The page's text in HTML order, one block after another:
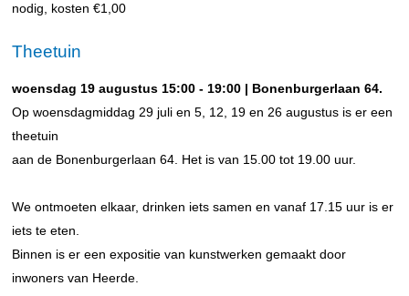
nodig, kosten €1,00
Theetuin
woensdag 19 augustus 15:00 - 19:00 | Bonenburgerlaan 64.
Op woensdagmiddag 29 juli en 5, 12, 19 en 26 augustus is er een
theetuin
aan de Bonenburgerlaan 64. Het is van 15.00 tot 19.00 uur.
We ontmoeten elkaar, drinken iets samen en vanaf 17.15 uur is er
iets te eten.
Binnen is er een expositie van kunstwerken gemaakt door
inwoners van Heerde.